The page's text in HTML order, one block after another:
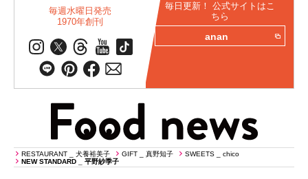
毎週水曜日発売
1970年創刊
毎日更新！ 公式サイトはこ
ちら
anan
RESTAURANT _ 犬養裕美子 GIFT _ 真野知子
SWEETS _ chico
NEW STANDARD _ 平野紗季子